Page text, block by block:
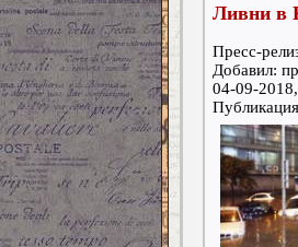
Ливни в
Пресс-
Добавил:
04-09-